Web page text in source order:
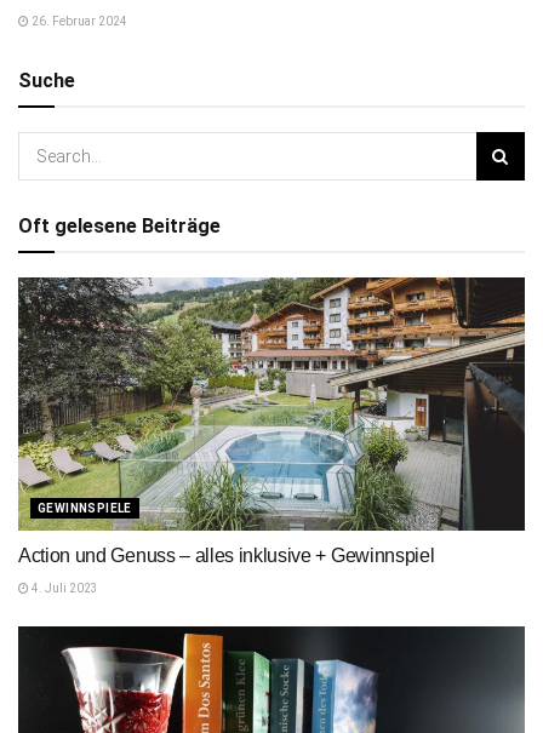
26. Februar 2024
Suche
Oft gelesene Beiträge
GEWINNSPIELE
Action und Genuss – alles inklusive + Gewinnspiel
4. Juli 2023